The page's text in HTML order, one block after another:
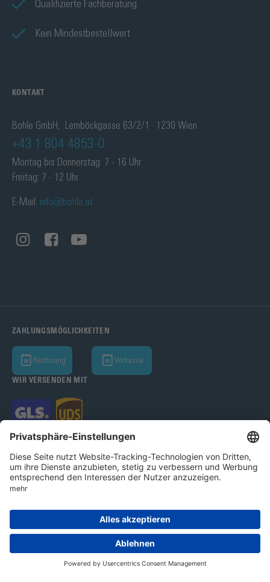
Qualifizierte Fachberatung
Kein Mindestbestellwert
KONTAKT
Bohle GmbH, Lemböckgasse 63/2/1 · 1230 Wien
+43 1 804 4853-0
Montag bis Donnerstag: 7 - 16 Uhr
Freitag: 7 - 12 Uhr
E-Mail: info@bohle.at
ZAHLUNGSMÖGLICHKEITEN
Rechnung Vorkasse
WIR VERSENDEN MIT
Bohle GmbH 2026
AGB